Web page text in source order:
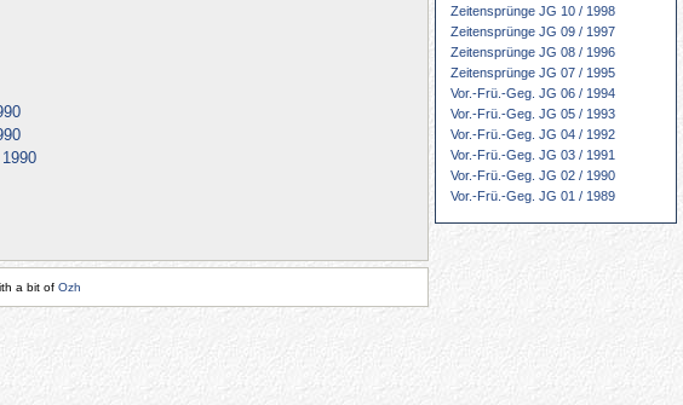
Zeitensprünge JG 10 / 1998
Zeitensprünge JG 09 / 1997
Zeitensprünge JG 08 / 1996
Zeitensprünge JG 07 / 1995
Vor.-Frü.-Geg. JG 06 / 1994
Vor.-Frü.-Geg. JG 05 / 1993
Vor.-Frü.-Geg. JG 04 / 1992
Vor.-Frü.-Geg. JG 03 / 1991
Vor.-Frü.-Geg. JG 02 / 1990
Vor.-Frü.-Geg. JG 01 / 1989
a bit of Ozh